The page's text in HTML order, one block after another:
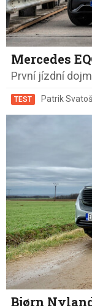
Mercedes
První jízdní
TEST Patrik Svatoš
Bjørn